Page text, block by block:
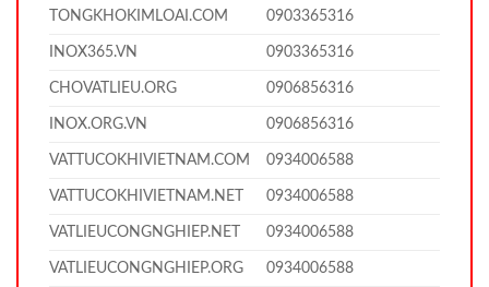
TONGKHOKIMLOAI.COM 0903365316
INOX365.VN 0903365316
CHOVATLIEU.ORG 0906856316
INOX.ORG.VN 0906856316
VATTUCOKHIVIETNAM.COM 0934006588
VATTUCOKHIVIETNAM.NET 0934006588
VATLIEUCONGNGHIEP.NET 0934006588
VATLIEUCONGNGHIEP.ORG 0934006588